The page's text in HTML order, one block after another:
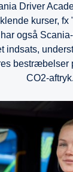
Driver
kurser,
også
indsats,
bestræbelser
CO2-aftryk.